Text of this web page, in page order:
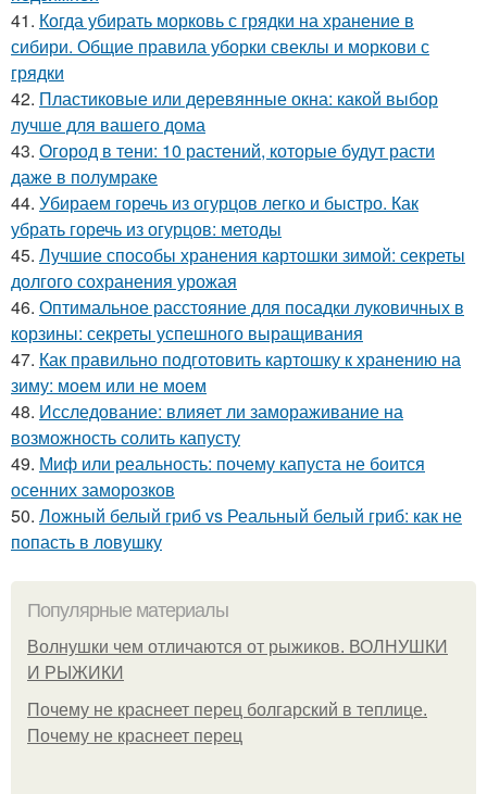
41. Когда убирать морковь с грядки на хранение в
сибири. Общие правила уборки свеклы и моркови с
грядки
42. Пластиковые или деревянные окна: какой выбор
лучше для вашего дома
43. Огород в тени: 10 растений, которые будут расти
даже в полумраке
44. Убираем горечь из огурцов легко и быстро. Как
убрать горечь из огурцов: методы
45. Лучшие способы хранения картошки зимой: секреты
долгого сохранения урожая
46. Оптимальное расстояние для посадки луковичных в
корзины: секреты успешного выращивания
47. Как правильно подготовить картошку к хранению на
зиму: моем или не моем
48. Исследование: влияет ли замораживание на
возможность солить капусту
49. Миф или реальность: почему капуста не боится
осенних заморозков
50. Ложный белый гриб vs Реальный белый гриб: как не
попасть в ловушку
Популярные материалы
Волнушки чем отличаются от рыжиков. ВОЛНУШКИ
И РЫЖИКИ
Почему не краснеет перец болгарский в теплице.
Почему не краснеет перец